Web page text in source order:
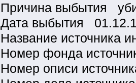
Причина выбытия
Дата выбытия
Название
Номер фонда
Номер описи